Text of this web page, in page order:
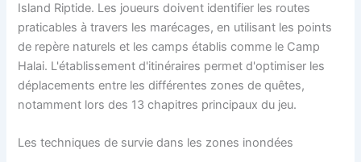
Island Riptide. Les joueurs doivent identifier les routes
praticables à travers les marécages, en utilisant les points
de repère naturels et les camps établis comme le Camp
Halai. L'établissement d'itinéraires permet d'optimiser les
déplacements entre les différentes zones de quêtes,
notamment lors des 13 chapitres principaux du jeu.
Les techniques de survie dans les zones inondées